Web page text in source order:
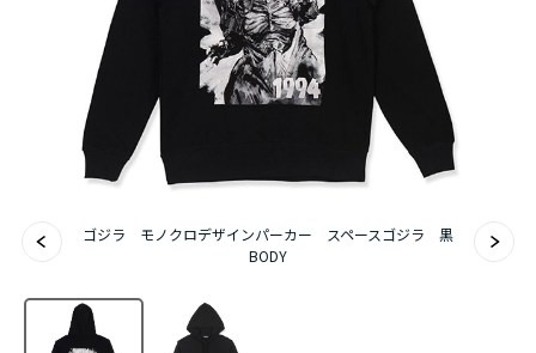
ゴジラ モノクロデザインパーカー スペースゴジラ 黒
BODY